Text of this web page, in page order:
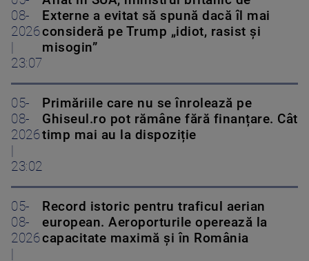
08-
2026
23:07
Externe a evitat să spună dacă îl mai
consideră pe Trump „idiot, rasist și
misogin”
05-
08-
2026
23:02
Primăriile care nu se înrolează pe
Ghiseul.ro pot rămâne fără finanțare. Cât
timp mai au la dispoziție
05-
08-
2026
Record istoric pentru traficul aerian
european. Aeroporturile operează la
capacitate maximă și în România